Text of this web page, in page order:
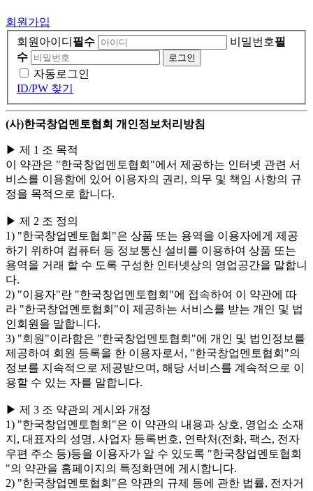
회원가입
회원아이디 필수 비밀번호필
수
자동로그인
ID/PW 찾기
(사)한국창업멘토협회 개인정보처리방침
▶ 제 1 조 목적
이 약관은 "한국창업멘토협회"에서 제공하는 인터넷 관련 서
비스를 이용함에 있어 이용자의 권리, 의무 및 책임 사항의 규
정을 목적으로 합니다.
▶ 제 2 조 정의
1) "한국창업멘토협회"은 상품 또는 용역을 이용자에게 제공
하기 위하여 컴퓨터 등 정보통신 설비를 이용하여 상품 또는
용역을 거래 할 수 도록 구성한 인터넷상의 영업공간을 말합니
다.
2) "이용자"란 "한국창업멘토협회"에 접속하여 이 약관에 따
라 "한국창업멘토협회"이 제공하는 서비스를 받는 개인 및 법
인회원을 말합니다.
3) "회원"이라함은 "한국창업멘토협회"에 개인 및 법인정보를
제공하여 회원 등록을 한 이용자로서, "한국창업멘토협회"의
정보를 지속적으로 제공받으며, 해당 서비스를 계속적으로 이
용할 수 있는 자를 말합니다.
▶ 제 3 조 약관의 게시와 개정
1) "한국창업멘토협회"은 이 약관의 내용과 상호, 영업소 소재
지, 대표자의 성명, 사업자 등록번호, 연락처(전화, 팩스, 전자
우편 주소 등)등을 이용자가 알 수 있도록 "한국창업멘토협회
"의 약관을 홈페이지의 특정화면에 게시합니다.
2) "한국창업멘토협회"은 약관의 규제 등에 관한 법률, 전자거